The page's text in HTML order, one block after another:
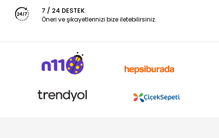
7 / 24 DESTEK
Öneri ve şikayetlerinizi bize iletebilirsiniz.